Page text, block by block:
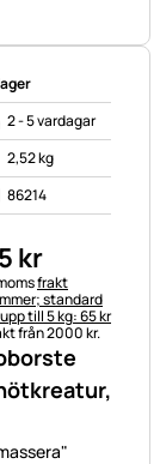
2 - 5 vardagar
2,52 kg
86214
kr
frakt
standard
till 5 kg: 65 kr
från 2000 kr.